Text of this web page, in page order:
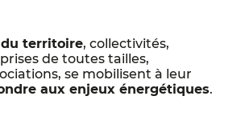
territoire, collectivités,
de toutes tailles,
se mobilisent à leur
aux enjeux énergétiques.